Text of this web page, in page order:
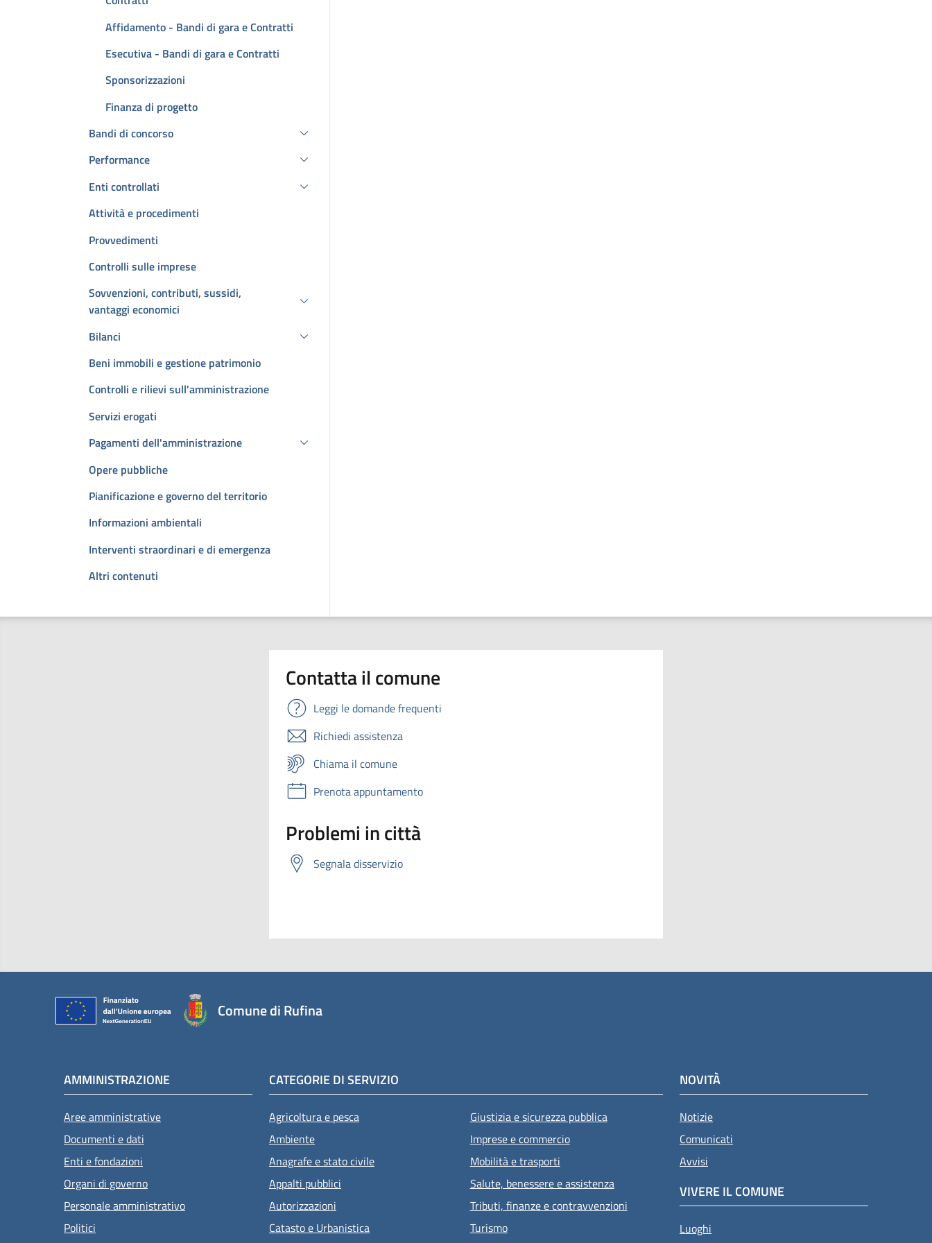
Affidamento - Bandi di gara e Contratti
Esecutiva - Bandi di gara e Contratti
Sponsorizzazioni
Finanza di progetto
Bandi di concorso
Performance
Enti controllati
Attività e procedimenti
Provvedimenti
Controlli sulle imprese
Sovvenzioni, contributi, sussidi,
vantaggi economici
Bilanci
Beni immobili e gestione patrimonio
Controlli e rilievi sull'amministrazione
Servizi erogati
Pagamenti dell'amministrazione
Opere pubbliche
Pianificazione e governo del territorio
Informazioni ambientali
Interventi straordinari e di emergenza
Altri contenuti
Contatta il comune
Leggi le domande frequenti
Richiedi assistenza
Chiama il comune
Prenota appuntamento
Problemi in città
Segnala disservizio
Comune di Rufina
AMMINISTRAZIONE
Aree amministrative
Documenti e dati
Enti e fondazioni
Organi di governo
Personale amministrativo
Politici
CATEGORIE DI SERVIZIO
Agricoltura e pesca
Ambiente
Anagrafe e stato civile
Appalti pubblici
Autorizzazioni
Catasto e Urbanistica
Giustizia e sicurezza pubblica
Imprese e commercio
Mobilità e trasporti
Salute, benessere e assistenza
Tributi, finanze e contravvenzioni
Turismo
NOVITÀ
Notizie
Comunicati
Avvisi
VIVERE IL COMUNE
Luoghi